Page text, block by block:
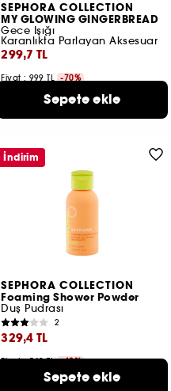
SEPHORA COLLECTION
MY GLOWING GINGERBREAD
Gece Işığı
Karanlıkta Parlayan Aksesuar
299,7 TL
Fiyat : 999 TL -70%
Sepete ekle
SEPHORA COLLECTION
Foaming Shower Powder
Duş Pudrası
2
329,4 TL
Fiyat : 549 TL -40%
3 ürün seçeneğiSepete ekle
İndirim